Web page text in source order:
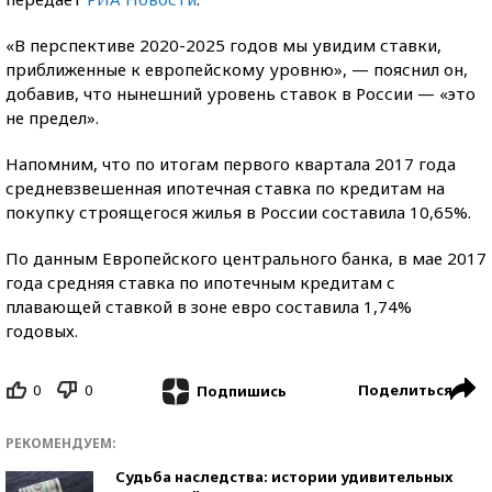
«В перспективе 2020-2025 годов мы увидим ставки,
приближенные к европейскому уровню», — пояснил он,
добавив, что нынешний уровень ставок в России — «это
не предел».
Напомним, что по итогам первого квартала 2017 года
средневзвешенная ипотечная ставка по кредитам на
покупку строящегося жилья в России составила 10,65%.
По данным Европейского центрального банка, в мае 2017
года средняя ставка по ипотечным кредитам с
плавающей ставкой в зоне евро составила 1,74%
годовых.
0 0 Подпишись Поделиться
РЕКОМЕНДУЕМ:
Судьба наследства: истории удивительных